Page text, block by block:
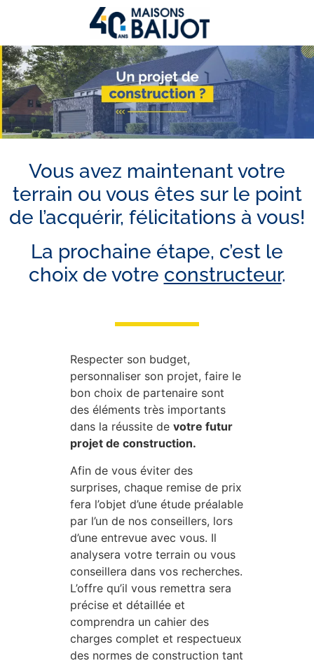
Vous avez maintenant votre
terrain ou vous êtes sur le point
de l’acquérir, félicitations à vous!
La prochaine étape, c’est le
choix de votre constructeur.
Respecter son budget,
personnaliser son projet, faire le
bon choix de partenaire sont
des éléments très importants
dans la réussite de votre futur
projet de construction.
Afin de vous éviter des
surprises, chaque remise de prix
fera l’objet d’une étude préalable
par l’un de nos conseillers, lors
d’une entrevue avec vous. Il
analysera votre terrain ou vous
conseillera dans vos recherches.
L’offre qu’il vous remettra sera
précise et détaillée et
comprendra un cahier des
charges complet et respectueux
des normes de construction tant